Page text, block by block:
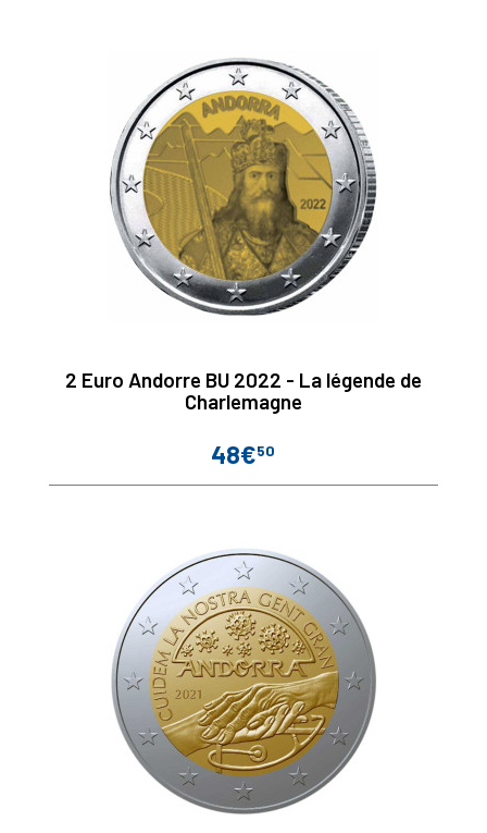
2 Euro Andorre BU 2022 - La légende de
Charlemagne
Prix
48€50